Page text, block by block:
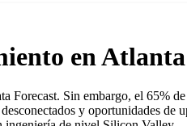
en Atlanta
Sin embargo, el 65%
y oportunidades de